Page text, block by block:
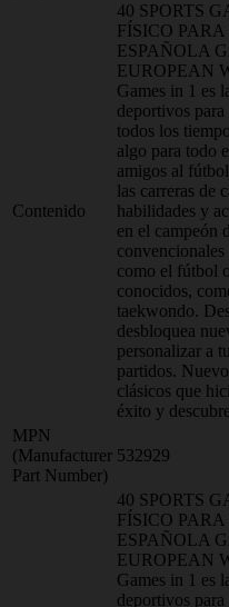
Contenido
40 SPORTS
FÍSICO
ESPAÑOLA
EUROPEAN
Games in 1 es
deportivos
todos los
algo para todo
amigos al
las carreras de
habilidades y
en el campeón
como el fútbol
conocidos,
taekwondo.
desbloquea
personalizar a
partidos.
clásicos que
éxito y
MPN
(Manufacturer
Part Number)
532929
40 SPORTS
FÍSICO
ESPAÑOLA
EUROPEAN
Games in 1 es
deportivos